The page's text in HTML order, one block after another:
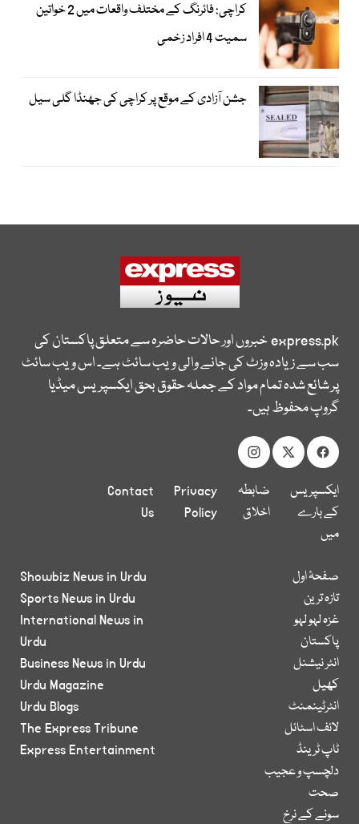
کراچی: فائرنگ کے مختلف واقعات میں 2 خواتین
سمیت 4 افراد زخمی
جشن آزادی کے موقع پر کراچی کی جھنڈا گلی سیل
express.pkخبروں اور حالات حاضرہ سے متعلق پاکستان کی
سب سے زیادہ وزٹ کی جانے والی ویب سائٹ ہے۔ اس ویب سائٹ
پر شائع شدہ تمام مواد کے جملہ حقوق بحق ایکسپریس میڈیا
گروپ محفوظ ہیں۔
ایکسپریس
کے بارے
میں
ضابطہ
اخلاق
Privacy
Policy
Contact
Us
صفحۂ اول
تازہ ترین
غزہ لہو لہو
پاکستان
انٹر نیشنل
کھیل
انٹرٹینمنٹ
لائف اسٹائل
ٹاپ ٹرینڈ
دلچسپ و عجیب
صحت
سونے کے نرخ
Showbiz News in Urdu
Sports News in Urdu
International News in
Urdu
Business News in Urdu
Urdu Magazine
Urdu Blogs
The Express Tribune
Express Entertainment